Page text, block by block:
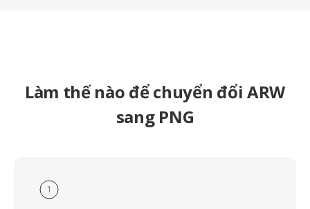
Làm thế nào để chuyển đổi ARW
sang PNG
1